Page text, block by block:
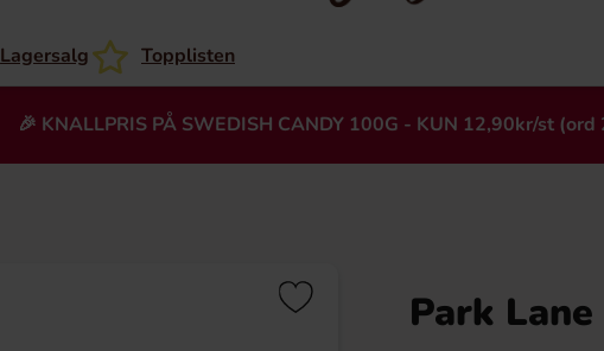
Lagersalg Topplisten
🎉 KNALLPRIS PÅ SWEDISH CANDY 100G - KUN 12,90kr/st (ord
Heading Park